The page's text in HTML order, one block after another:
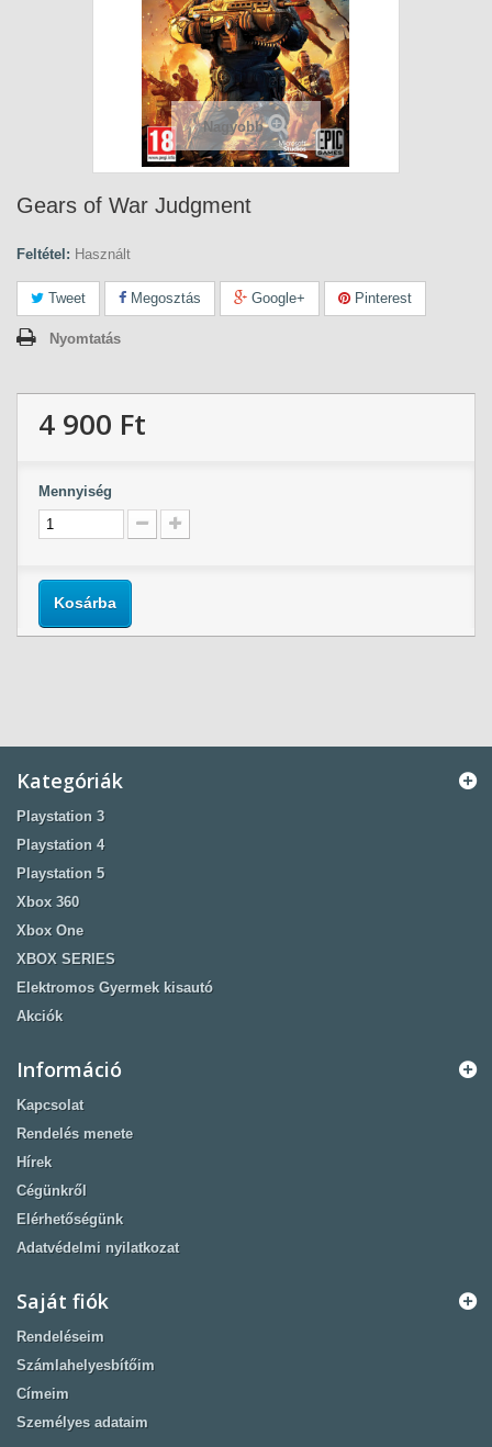
Nagyobb
Gears of War Judgment
Feltétel: Használt
Tweet Megosztás Google+ Pinterest
Nyomtatás
4 900 Ft‎
Mennyiség
Kosárba
Kategóriák
Playstation 3
Playstation 4
Playstation 5
Xbox 360
Xbox One
XBOX SERIES
Elektromos Gyermek kisautó
Akciók
Információ
Kapcsolat
Rendelés menete
Hírek
Cégünkről
Elérhetőségünk
Adatvédelmi nyilatkozat
Saját fiók
Rendeléseim
Számlahelyesbítőim
Címeim
Személyes adataim